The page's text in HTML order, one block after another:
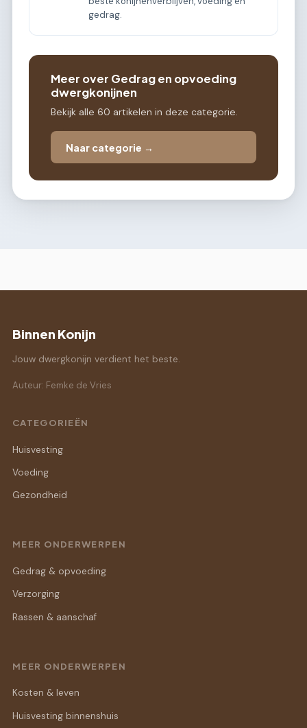
gedrag.
Meer over Gedrag en opvoeding
dwergkonijnen
Bekijk alle 60 artikelen in deze categorie.
Naar categorie →
Binnen Konijn
Jouw dwergkonijn verdient het beste.
Auteur: Femke de Vries
CATEGORIEËN
Huisvesting
Voeding
Gezondheid
MEER ONDERWERPEN
Gedrag & opvoeding
Verzorging
Rassen & aanschaf
MEER ONDERWERPEN
Kosten & leven
Huisvesting binnenshuis